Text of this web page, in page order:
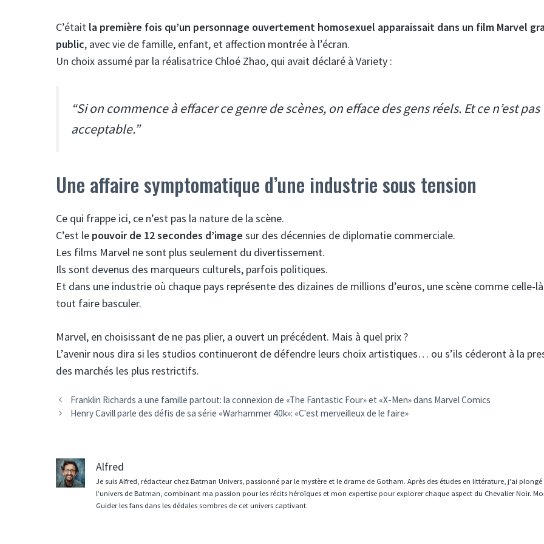
C’était la première fois qu’un personnage ouvertement homosexuel apparaissait dans un film Marvel
public, avec vie de famille, enfant, et affection montrée à l’écran.
Un choix assumé par la réalisatrice Chloé Zhao, qui avait déclaré à Variety :
“Si on commence à effacer ce genre de scènes, on efface des gens réels. Et ce n’est pas
acceptable.”
Une affaire symptomatique d’une industrie sous tension
Ce qui frappe ici, ce n’est pas la nature de la scène.
C’est le pouvoir de 12 secondes d’image sur des décennies de diplomatie commerciale.
Les films Marvel ne sont plus seulement du divertissement.
Ils sont devenus des marqueurs culturels, parfois politiques.
Et dans une industrie où chaque pays représente des dizaines de millions d’euros, une scène comme celle-
tout faire basculer.
Marvel, en choisissant de ne pas plier, a ouvert un précédent. Mais à quel prix ?
L’avenir nous dira si les studios continueront de défendre leurs choix artistiques… ou s’ils céderont à la
des marchés les plus restrictifs.
Franklin Richards a une famille partout: la connexion de «The Fantastic Four» et «X-Men» dans Marvel Comics
Henry Cavill parle des défis de sa série «Warhammer 40k»: «C'est merveilleux de le faire»
Alfred
Je suis Alfred, rédacteur chez Batman Univers, passionné par le mystère et le drame de Gotham. Après des études en littérature, j'ai plongé
l’univers de Batman, combinant ma passion pour les récits héroïques et mon expertise pour explorer chaque aspect du Chevalier Noir.
Guider les fans dans les dédales sombres de cet univers captivant.